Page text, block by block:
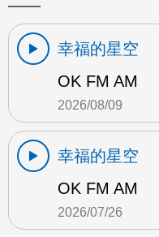
幸福的星空
OK FM AM
2026/08/09
幸福的星空
OK FM AM
2026/07/26